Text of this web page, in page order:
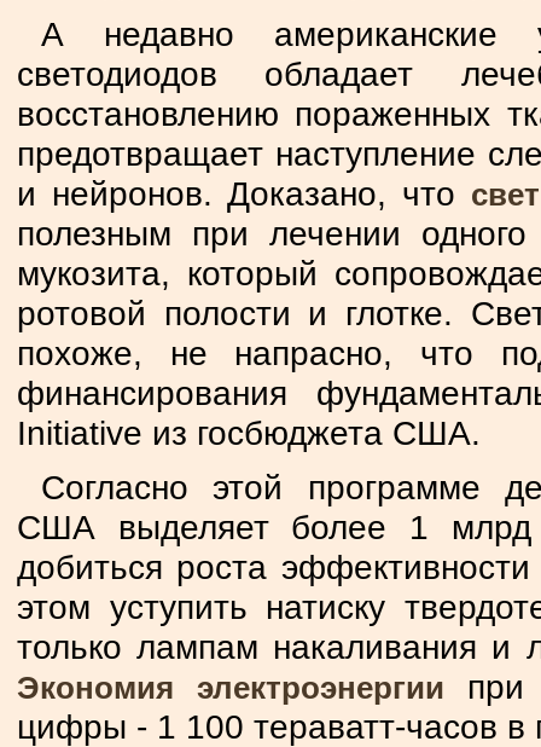
А недавно американские
светодиодов обладает
восстановлению пораженных
предотвращает наступление
и нейронов. Доказано, что
полезным при лечении
мукозита, который
ротовой полости и глотке.
похоже, не напрасно, что
финансирования
Initiative из госбюджета США.
Согласно этой программе
США выделяет более 1
добиться роста
этом уступить натиску
только лампам накаливания и
Экономия электроэнергии при
цифры - 1 100 тераватт-часов в